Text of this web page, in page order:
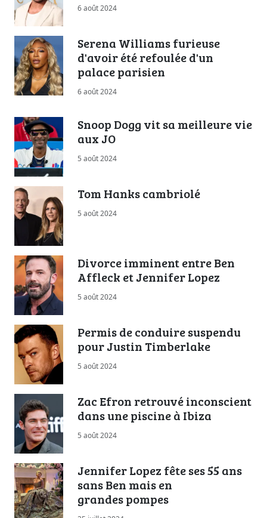
6 août 2024
Serena Williams furieuse
d'avoir été refoulée d'un
palace parisien
6 août 2024
Snoop Dogg vit sa meilleure vie
aux JO
5 août 2024
Tom Hanks cambriolé
5 août 2024
Divorce imminent entre Ben
Affleck et Jennifer Lopez
5 août 2024
Permis de conduire suspendu
pour Justin Timberlake
5 août 2024
Zac Efron retrouvé inconscient
dans une piscine à Ibiza
5 août 2024
Jennifer Lopez fête ses 55 ans
sans Ben mais en
grandes pompes